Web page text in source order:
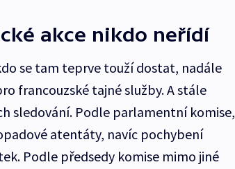
akce nikdo neřídí
se tam teprve touží dostat, nadále
francouzské tajné služby. A stále
sledování. Podle parlamentní komise,
atentáty, navíc pochybení
Podle předsedy komise mimo jiné